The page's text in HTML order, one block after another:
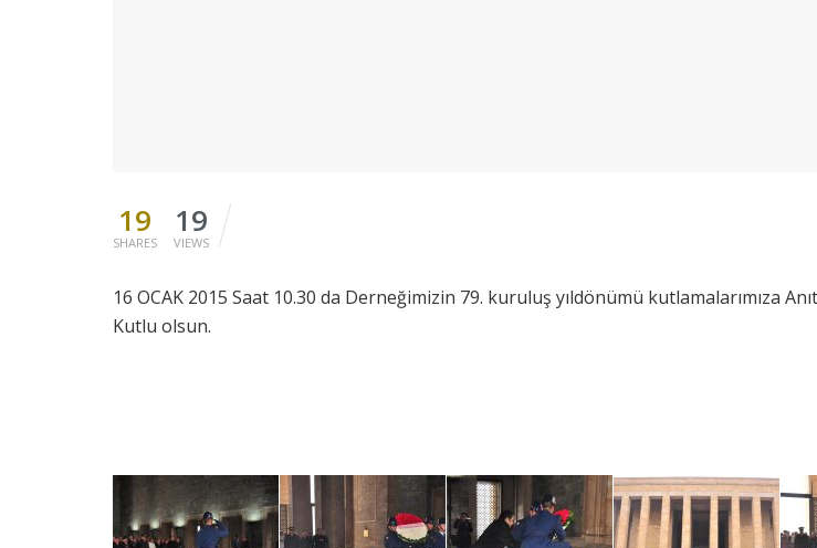
19
SHARES
19
VIEWS
16 OCAK 2015 Saat 10.30 da Derneğimizin 79. kuruluş yıldönümü kutlamalarımıza
Kutlu olsun.